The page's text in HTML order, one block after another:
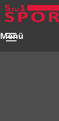
Menü